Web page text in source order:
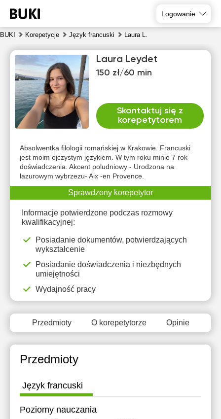
Logowanie
BUKI Korepetycje Język francuski Laura L.
Laura Leydet
150 zł/60 min
Skontaktuj się z
korepetytorem
Absolwentka filologii romańskiej w Krakowie. Francuski
jest moim ojczystym językiem. W tym roku minie 7 rok
doświadczenia. Akcent poludniowy - Urodzona na
lazurowym wybrzezu- Aix -en Provence.
Sprawdzony korepetytor
Informacje potwierdzone podczas rozmowy
kwalifikacyjnej:
Posiadanie dokumentów, potwierdzających
wykształcenie
Posiadanie doświadczenia i niezbędnych
umiejętności
Wydajność pracy
Przedmioty O korepetytorze Opinie
Przedmioty
Język francuski
Poziomy nauczania
7
8
9
10
11
Brak
dostępnych
terminów
13:00
13:30
14:00
15:00
15:30
16:00
10:00
10:30
11:00
12:00
12:30
13:00
14:00
16:00
Brak
dostępnych
terminów
Brak
dostępnych
terminów terminów